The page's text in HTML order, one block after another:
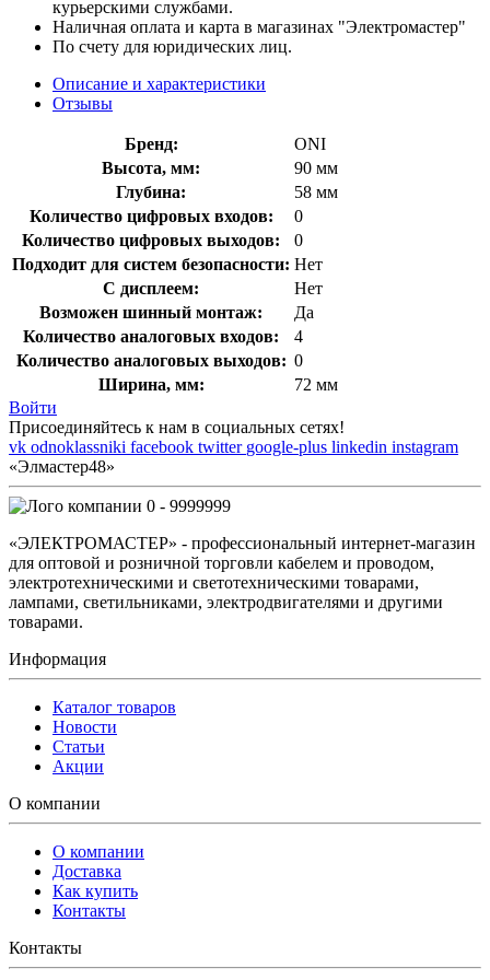
курьерскими службами.
Наличная оплата и карта в магазинах "Электромастер"
По счету для юридических лиц.
Описание и характеристики
Отзывы
Бренд:
ONI
Высота, мм:
90 мм
Глубина:
58 мм
Количество цифровых входов:
0
Количество цифровых выходов:
0
Подходит для систем безопасности: Нет
С дисплеем:
Нет
Возможен шинный монтаж:
Да
Количество аналоговых входов:
4
Количество аналоговых выходов: 0
Ширина, мм:
72 мм
Войти
Присоединяйтесь к нам в социальных сетях!
vk odnoklassniki facebook twitter google-plus linkedin instagram
«Элмастер48»
0 - 9999999
«ЭЛЕКТРОМАСТЕР» - профессиональный интернет-магазин
для оптовой и розничной торговли кабелем и проводом,
электротехническими и светотехническими товарами,
лампами, светильниками, электродвигателями и другими
товарами.
Информация
Каталог товаров
Новости
Статьи
Акции
О компании
О компании
Доставка
Как купить
Контакты
Контакты